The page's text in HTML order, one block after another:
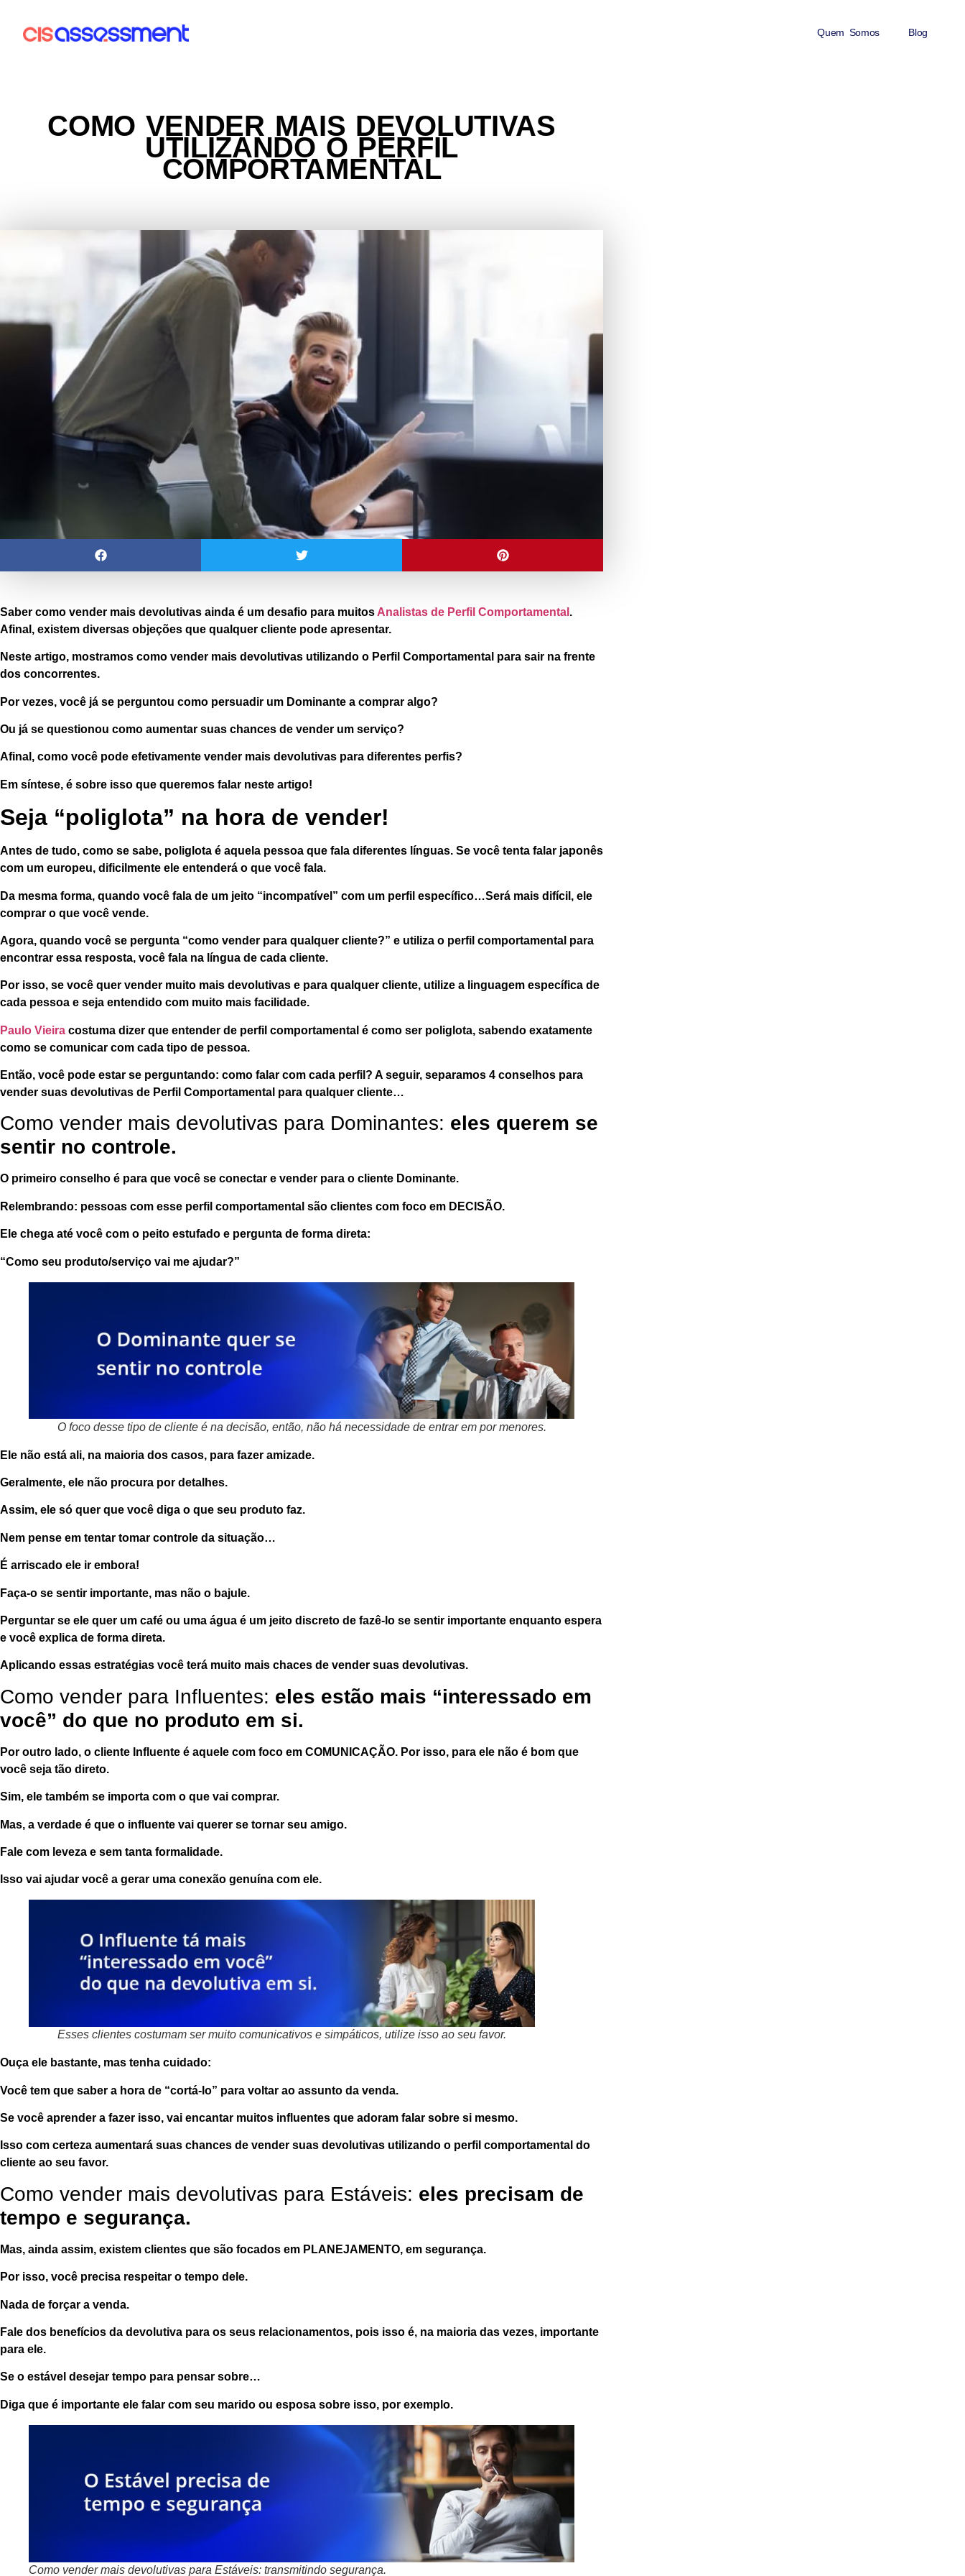
Quem Somos Blog
COMO VENDER MAIS DEVOLUTIVAS
UTILIZANDO O PERFIL
COMPORTAMENTAL
Saber como vender mais devolutivas ainda é um desafio para muitos Analistas de Perfil Comportamental .
Afinal, existem diversas objeções que qualquer cliente pode apresentar.
Neste artigo, mostramos como vender mais devolutivas utilizando o Perfil Comportamental para sair na frente
dos concorrentes.
Por vezes, você já se perguntou como persuadir um Dominante a comprar algo?
Ou já se questionou como aumentar suas chances de vender um serviço?
Afinal, como você pode efetivamente vender mais devolutivas para diferentes perfis?
Em síntese, é sobre isso que queremos falar neste artigo!
Seja “poliglota” na hora de vender!
Antes de tudo, como se sabe, poliglota é aquela pessoa que fala diferentes línguas. Se você tenta falar japonês
com um europeu, dificilmente ele entenderá o que você fala.
Da mesma forma, quando você fala de um jeito “incompatível” com um perfil específico…Será mais difícil , ele
comprar o que você vende.
Agora, quando você se pergunta “como vender para qualquer cliente?” e utiliza o perfil comportamental para
encontrar essa resposta, você fala na língua de cada cliente.
Por isso, se você quer vender muito mais devolutivas e para qualquer cliente, utilize a linguagem específica de
cada pessoa e seja entendido com muito mais facilidade.
Paulo Vieira costuma dizer que entender de perfil comportamental é como ser poliglota, sabendo exatamente
como se comunicar com cada tipo de pessoa.
Então, você pode estar se perguntando: como falar com cada perfil? A seguir, separamos 4 conselhos para
vender suas devolutivas de Perfil Comportamental para qualquer cliente…
Como vender mais devolutivas para Dominantes: eles querem se
sentir no controle.
O primeiro conselho é para que você se conectar e vender para o cliente Dominante.
Relembrando: pessoas com esse perfil comportamental são clientes com foco em DECISÃO.
Ele chega até você com o peito estufado e pergunta de forma direta:
“Como seu produto/serviço vai me ajudar?”
O foco desse tipo de cliente é na decisão, então, não há necessidade de entrar em por menores.
Ele não está ali, na maioria dos casos, para fazer amizade.
Geralmente, e le não procura por detalhes.
Assim, ele só quer que você diga o que seu produto faz.
Nem pense em tentar tomar controle da situação…
É arriscado ele ir embora!
Faça-o se sentir importante, mas não o bajule.
Perguntar se ele quer um café ou uma água é um jeito discreto de fazê-lo se sentir importante enquanto espera
e você explica de forma direta.
Aplicando essas estratégias você terá muito mais chaces de vender suas devolutivas.
Como vender para Influentes: eles estão mais “interessado em
você” do que no produto em si.
Por outro lado, o cliente Influente é aquele com foco em COMUNICAÇÃO. Por isso, para ele não é bom que
você seja tão direto.
Sim, ele também se importa com o que vai comprar.
Mas, a verdade é que o influente vai querer se tornar seu amigo.
Fale com leveza e sem tanta formalidade.
Isso vai ajudar você a gerar uma conexão genuína com ele.
Esses clientes costumam ser muito comunicativos e simpáticos, utilize isso ao seu favor.
Ouça ele bastante, mas tenha cuidado:
Você tem que saber a hora de “cortá-lo” para voltar ao assunto da venda.
Se você aprender a fazer isso, vai encantar muitos influentes que adoram falar sobre si mesmo.
Isso com certeza aumentará suas chances de vender suas devolutivas utilizando o perfil comportamental do
cliente ao seu favor.
Como vender mais devolutivas para Estáveis: eles precisam de
tempo e segurança.
Mas, ainda assim, existem clientes que são focados em PLANEJAMENTO, em segurança.
Por isso, você precisa respeitar o tempo dele.
Nada de forçar a venda.
Fale dos benefícios da devolutiva para os seus relacionamentos, pois isso é, na maioria das vezes, importante
para ele.
Se o estável desejar tempo para pensar sobre…
Diga que é importante ele falar com seu marido ou esposa sobre isso, por exemplo.
Como vender mais devolutivas para Estáveis: transmitindo segurança.